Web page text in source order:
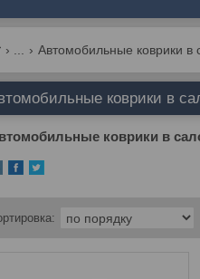
Автомобильные коврики в
коврики в
коврики в